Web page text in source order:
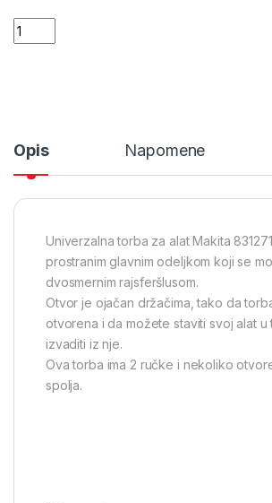
Makita Platnena torba za alat (8312716)
Opis Napomene
Univerzalna torba za alat Makita
prostranim glavnim odeljkom koji se
dvosmernim rajsferšlusom.
Otvor je ojačan držačima, tako da
otvorena i da možete staviti svoj alat u
izvaditi iz nje.
Ova torba ima 2 ručke i nekoliko
spolja.